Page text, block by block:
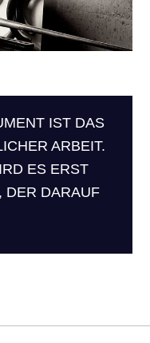
IST DAS
ARBEIT.
ES ERST
DER DARAUF